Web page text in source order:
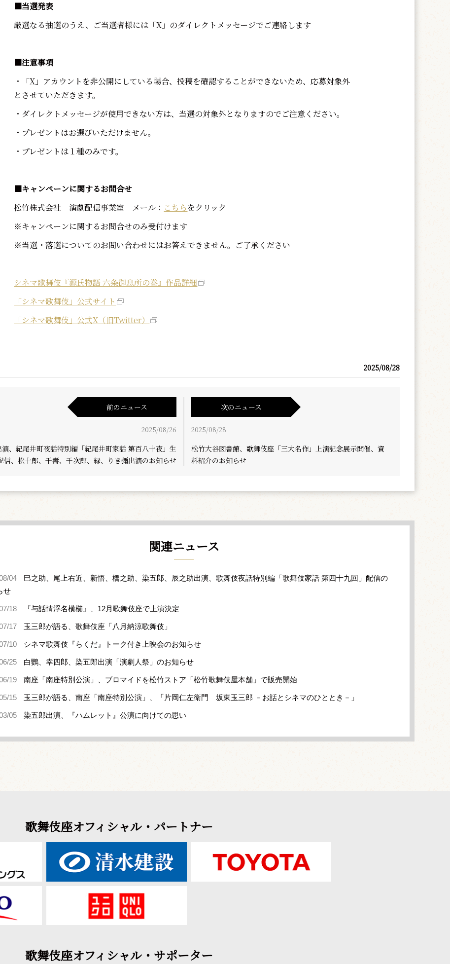
■当選発表
厳選なる抽選のうえ、ご当選者様には「X」のダイレクトメッセージでご連絡します
■注意事項
・「X」アカウントを非公開にしている場合、投稿を確認することができないため、応募対象外
とさせていただきます。
・ダイレクトメッセージが使用できない方は、当選の対象外となりますのでご注意ください。
・プレゼントはお選びいただけません。
・プレゼントは１種のみです。
■キャンペーンに関するお問合せ
松竹株式会社 演劇配信事業室 メール： こちら をクリック
※キャンペーンに関するお問合せのみ受付けます
※当選・落選についてのお問い合わせにはお答えできません。ご了承ください
シネマ歌舞伎『源氏物語 六条御息所の巻』作品詳細
「シネマ歌舞伎」公式サイト
「シネマ歌舞伎」公式X（旧Twitter）
2025/08/28
前のニュース
2025/08/26
演、紀尾井町夜話特別編「紀尾井町家話 第百八十夜」生
信、松十郎、千壽、千次郎、緑、りき彌出演のお知らせ
次のニュース
2025/08/28
松竹大谷図書館、歌舞伎座「三大名作」上演記念展示開催、資
料紹介のお知らせ
関連ニュース
04
巳之助、尾上右近、新悟、橋之助、染五郎、辰之助出演、歌舞伎夜話特別編「歌舞伎家話 第四十九回」配信の
せ
18 『与話情浮名横櫛』、12月歌舞伎座で上演決定
17 玉三郎が語る、歌舞伎座「八月納涼歌舞伎」
10 シネマ歌舞伎『らくだ』トーク付き上映会のお知らせ
25 白鸚、幸四郎、染五郎出演「演劇人祭」のお知らせ
19 南座「南座特別公演」、ブロマイドを松竹ストア「松竹歌舞伎屋本舗」で販売開始
15 玉三郎が語る、南座「南座特別公演」、「片岡仁左衛門 坂東玉三郎 －お話とシネマのひととき－」
05 染五郎出演、『ハムレット』公演に向けての思い
歌舞伎座オフィシャル・パートナー
歌舞伎座オフィシャル・サポーター